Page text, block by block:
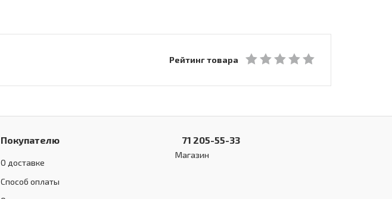
Рейтинг товара
Покупателю
О доставке
Способ оплаты
71 205-55-33
Магазин